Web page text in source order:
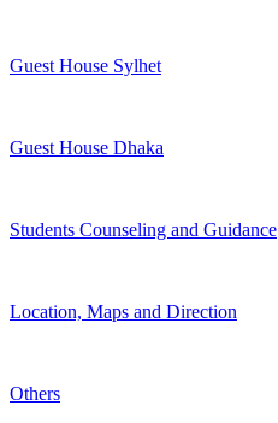
Guest House Sylhet
Guest House Dhaka
Students Counseling and Guidance
Location, Maps and Direction
Others